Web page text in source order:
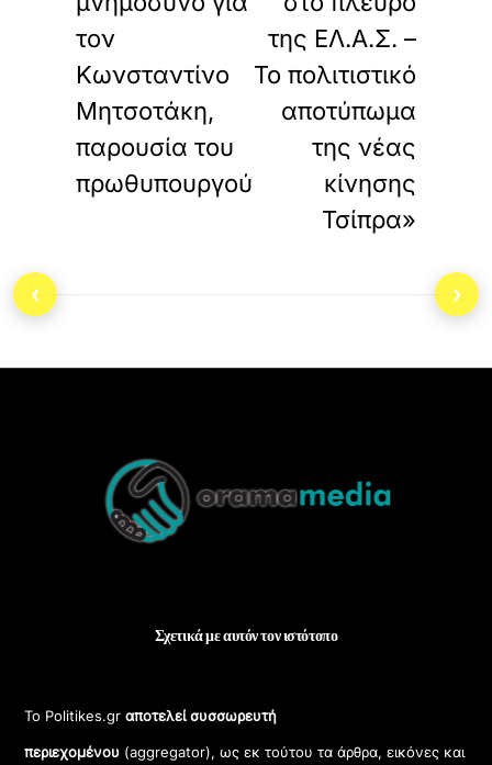
τον
Κωνσταντίνο
Μητσοτάκη,
παρουσία του
πρωθυπουργού
της ΕΛ.Α.Σ. –
Το πολιτιστικό
αποτύπωμα
της νέας
κίνησης
Τσίπρα»
Top
Σχετικά με αυτόν τον ιστότοπο
Το Politikes.grαποτελεί συσσωρευτή
περιεχομένου (aggregator), ως εκ τούτου τα άρθρα, εικόνες και
‹ ›